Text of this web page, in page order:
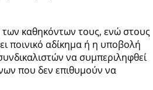
καθηκόντων τους, ενώ στους
ποινικό αδίκημα ή η υποβολή
να συμπεριληφθεί
που δεν επιθυμούν να